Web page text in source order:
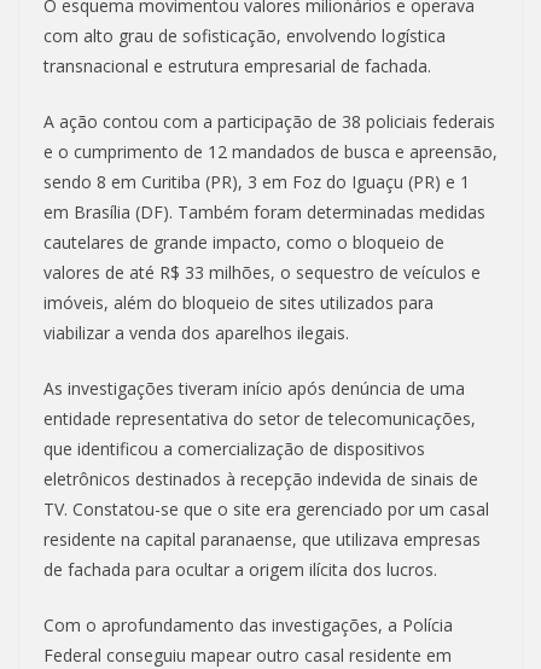
O esquema movimentou valores milionários e operava
com alto grau de sofisticação, envolvendo logística
transnacional e estrutura empresarial de fachada.
A ação contou com a participação de 38 policiais federais
e o cumprimento de 12 mandados de busca e apreensão,
sendo 8 em Curitiba (PR), 3 em Foz do Iguaçu (PR) e 1
em Brasília (DF). Também foram determinadas medidas
cautelares de grande impacto, como o bloqueio de
valores de até R$ 33 milhões, o sequestro de veículos e
imóveis, além do bloqueio de sites utilizados para
viabilizar a venda dos aparelhos ilegais.
As investigações tiveram início após denúncia de uma
entidade representativa do setor de telecomunicações,
que identificou a comercialização de dispositivos
eletrônicos destinados à recepção indevida de sinais de
TV. Constatou-se que o site era gerenciado por um casal
residente na capital paranaense, que utilizava empresas
de fachada para ocultar a origem ilícita dos lucros.
Com o aprofundamento das investigações, a Polícia
Federal conseguiu mapear outro casal residente em